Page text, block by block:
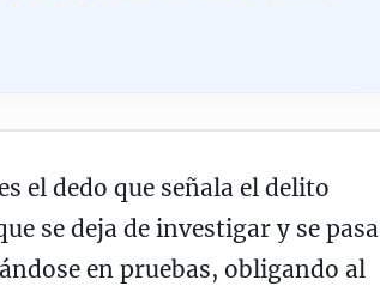
el dedo que señala el delito
se deja de investigar y se pasa
en pruebas, obligando al